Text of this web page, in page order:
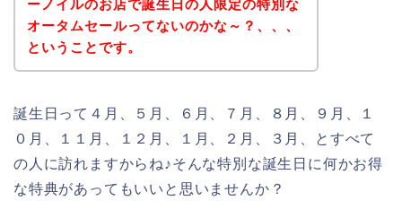
ーノイルのお店で誕生日の人限定の特別な
オータムセールってないのかな～？、、、
ということです。
誕生日って４月、５月、６月、７月、８月、９月、１
０月、１１月、１２月、１月、２月、３月、とすべて
の人に訪れますからね♪そんな特別な誕生日に何かお得
な特典があってもいいと思いませんか？